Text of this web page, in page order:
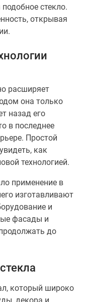
стекло.
открывая
расширяет
она только
назад его
в последнее
Простой
как
технологией.
применение в
изготавливают
и
фасады и
до
который широко